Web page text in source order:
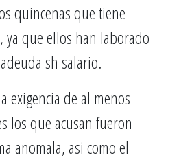
quincenas que tiene
que ellos han laborado
sh salario.
exigencia de al menos
los que acusan fueron
anomala, asi como el